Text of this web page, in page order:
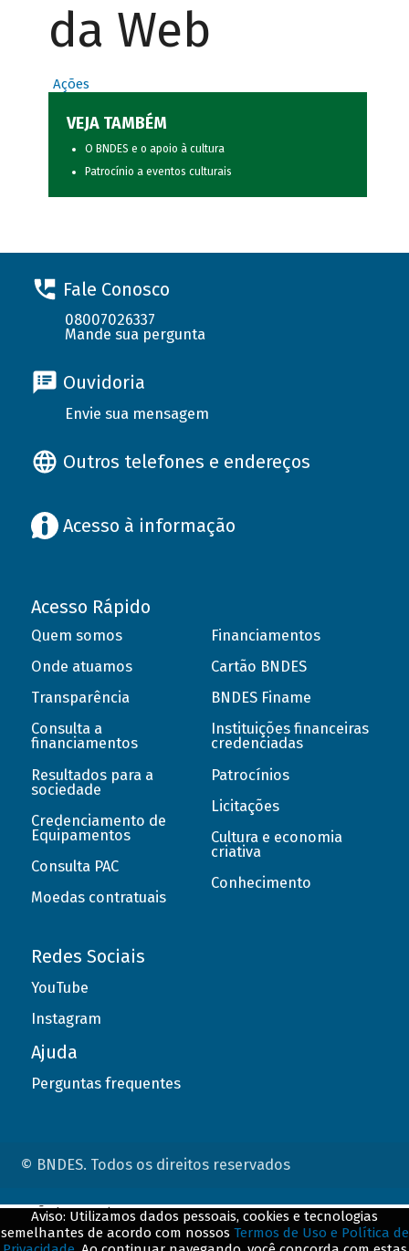
da Web
Ações
VEJA TAMBÉM
O BNDES e o apoio à cultura
Patrocínio a eventos culturais
Fale Conosco
08007026337
Mande sua pergunta
Ouvidoria
Envie sua mensagem
Outros telefones e endereços
Acesso à informação
Acesso Rápido
Quem somos
Onde atuamos
Transparência
Consulta a
financiamentos
Resultados para a
sociedade
Credenciamento de
Equipamentos
Consulta PAC
Moedas contratuais
Financiamentos
Cartão BNDES
BNDES Finame
Instituições financeiras
credenciadas
Patrocínios
Licitações
Cultura e economia
criativa
Conhecimento
Redes Sociais
YouTube
Instagram
Ajuda
Perguntas frequentes
© BNDES. Todos os direitos reservados
Aviso: Utilizamos dados pessoais, cookies e tecnologias
semelhantes de acordo com nossos Termos de Uso e Política de
ConteÃºdo complementar
${title}${badge}